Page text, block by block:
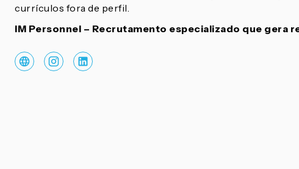
currículos fora de perfil.
IM Personnel – Recrutamento especializado que gera